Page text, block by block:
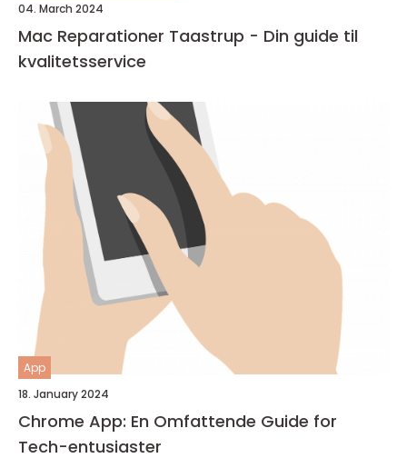
04. March 2024
Mac Reparationer Taastrup - Din guide til
kvalitetsservice
App
18. January 2024
Chrome App: En Omfattende Guide for
Tech-entusiaster